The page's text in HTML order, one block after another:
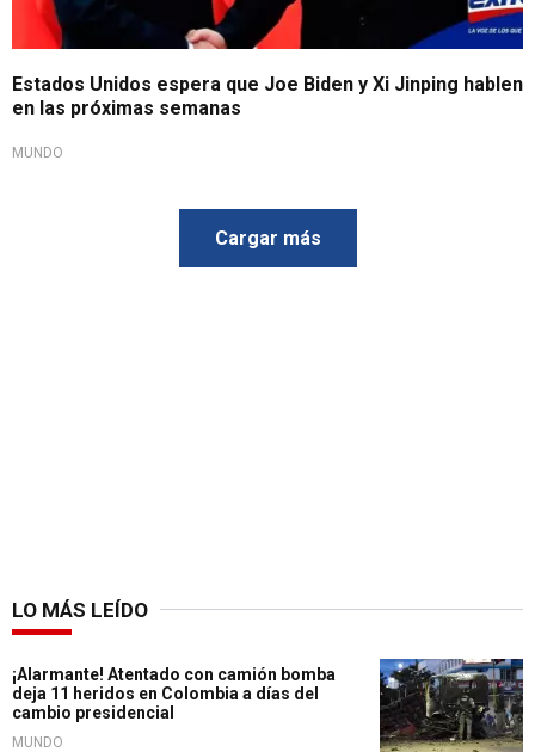
Estados Unidos espera que Joe Biden y Xi Jinping hablen
en las próximas semanas
MUNDO
Cargar más
LO MÁS LEÍDO
¡Alarmante! Atentado con camión bomba
deja 11 heridos en Colombia a días del
cambio presidencial
MUNDO